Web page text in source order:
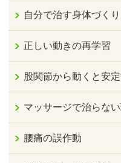
自分で治す身体づくり
正しい動きの再学習
股関節から動くと安
マッサージで治らな
腰痛の誤作動